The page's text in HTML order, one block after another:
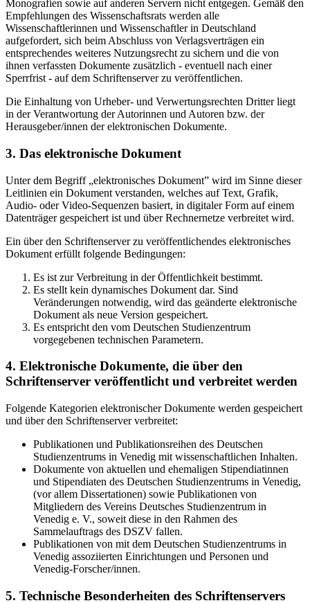
Monografien sowie auf anderen Servern nicht entgegen. Gemäß den
Empfehlungen des Wissenschaftsrats werden alle
Wissenschaftlerinnen und Wissenschaftler in Deutschland
aufgefordert, sich beim Abschluss von Verlagsverträgen ein
entsprechendes weiteres Nutzungsrecht zu sichern und die von
ihnen verfassten Dokumente zusätzlich - eventuell nach einer
Sperrfrist - auf dem Schriftenserver zu veröffentlichen.
Die Einhaltung von Urheber- und Verwertungsrechten Dritter liegt
in der Verantwortung der Autorinnen und Autoren bzw. der
Herausgeber/innen der elektronischen Dokumente.
3. Das elektronische Dokument
Unter dem Begriff „elektronisches Dokument” wird im Sinne dieser
Leitlinien ein Dokument verstanden, welches auf Text, Grafik,
Audio- oder Video-Sequenzen basiert, in digitaler Form auf einem
Datenträger gespeichert ist und über Rechnernetze verbreitet wird.
Ein über den Schriftenserver zu veröffentlichendes elektronisches
Dokument erfüllt folgende Bedingungen:
Es ist zur Verbreitung in der Öffentlichkeit bestimmt.
Es stellt kein dynamisches Dokument dar. Sind
Veränderungen notwendig, wird das geänderte elektronische
Dokument als neue Version gespeichert.
Es entspricht den vom Deutschen Studienzentrum
vorgegebenen technischen Parametern.
4. Elektronische Dokumente, die über den
Schriftenserver veröffentlicht und verbreitet werden
Folgende Kategorien elektronischer Dokumente werden gespeichert
und über den Schriftenserver verbreitet:
Publikationen und Publikationsreihen des Deutschen
Studienzentrums in Venedig mit wissenschaftlichen Inhalten.
Dokumente von aktuellen und ehemaligen Stipendiatinnen
und Stipendiaten des Deutschen Studienzentrums in Venedig,
(vor allem Dissertationen) sowie Publikationen von
Mitgliedern des Vereins Deutsches Studienzentrum in
Venedig e. V., soweit diese in den Rahmen des
Sammelauftrags des DSZV fallen.
Publikationen von mit dem Deutschen Studienzentrums in
Venedig assoziierten Einrichtungen und Personen und
Venedig-Forscher/innen.
5. Technische Besonderheiten des Schriftenservers